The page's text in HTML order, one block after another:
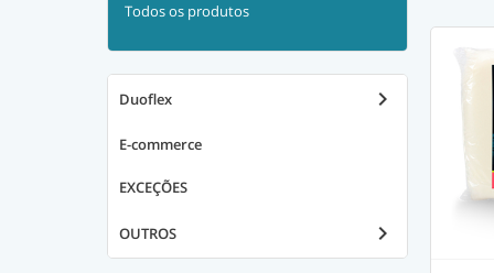
Todos os produtos
Duoflex keyboard_arrow_right
E-commerce
EXCEÇÕES
OUTROS keyboard_arrow_right